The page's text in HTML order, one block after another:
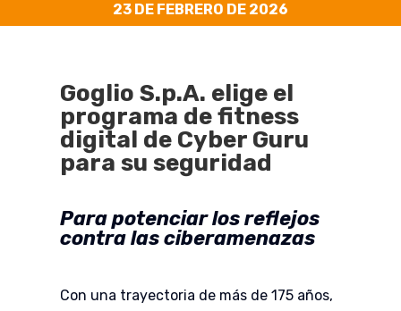
23 DE FEBRERO DE 2026
Goglio S.p.A. elige el
programa de fitness
digital de Cyber Guru
para su seguridad
Para potenciar los reflejos
contra las ciberamenazas
Con una trayectoria de más de 175 años,